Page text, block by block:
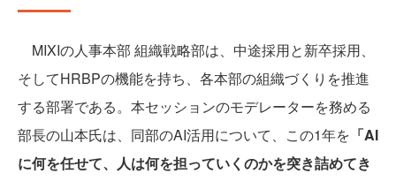
MIXIの人事本部 組織戦略部は、中途採用と新卒採用、
そしてHRBPの機能を持ち、各本部の組織づくりを推進
する部署である。本セッションのモデレーターを務める
部長の山本氏は、同部のAI活用について、この1年を 「AI
に何を任せて、人は何を担っていくのかを突き詰めてき